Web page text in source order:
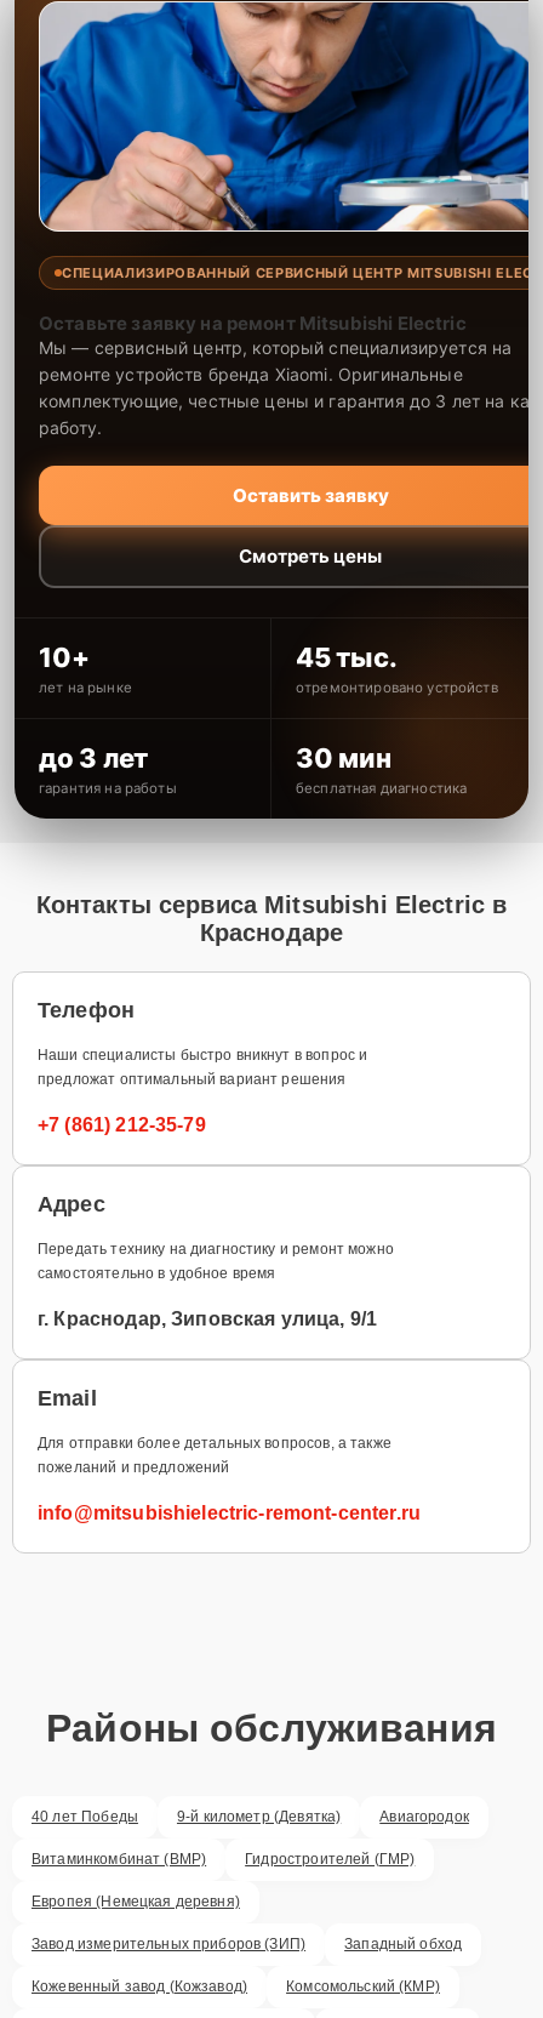
СПЕЦИАЛИЗИРОВАННЫЙ СЕРВИСНЫЙ ЦЕНТР MITSUBISHI
Оставьте заявку на ремонт Mitsubishi Electric
Мы — сервисный центр, который специализируется на
ремонте устройств бренда Xiaomi. Оригинальные
комплектующие, честные цены и гарантия до 3 лет на
работу.
Оставить заявку
Смотреть цены
10+
лет на рынке
45 тыс.
отремонтировано устройств
до 3 лет
гарантия на работы
30 мин
бесплатная диагностика
Контакты сервиса Mitsubishi Electric в
Краснодаре
Телефон
Наши специалисты быстро вникнут в вопрос и
предложат оптимальный вариант решения
+7 (861) 212-35-79
Адрес
Передать технику на диагностику и ремонт можно
самостоятельно в удобное время
г. Краснодар, Зиповская улица, 9/1
Email
Для отправки более детальных вопросов, а также
пожеланий и предложений
info@mitsubishielectric-remont-center.ru
Районы обслуживания
40 лет Победы 9-й километр (Девятка) Авиагородок
Витаминкомбинат (ВМР) Гидростроителей (ГМР)
Европея (Немецкая деревня)
Завод измерительных приборов (ЗИП) Западный обход
Кожевенный завод (Кожзавод) Комсомольский (КМР)